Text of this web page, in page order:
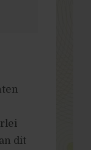
dit